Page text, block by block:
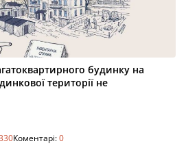
будинку на
території не
Коментарі:0